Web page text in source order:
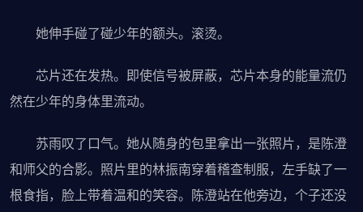
她伸手碰了碰少年的额头。滚烫。
芯片还在发热。即使信号被屏蔽，芯片本身的能量流仍
然在少年的身体里流动。
苏雨叹了口气。她从随身的包里拿出一张照片，是陈澄
和师父的合影。照片里的林振南穿着稽查制服，左手缺了一
根食指，脸上带着温和的笑容。陈澄站在他旁边，个子还没